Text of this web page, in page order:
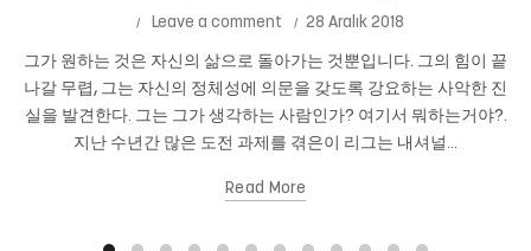
Leave a comment 28 Aralık 2018
그가 원하는 것은 자신의 삶으로 돌아가는 것뿐입니다. 그의 힘이 끝
나갈 무렵, 그는 자신의 정체성에 의문을 갖도록 강요하는 사악한 진
실을 발견한다. 그는 그가 생각하는 사람인가? 여기서 뭐하는거야?.
지난 수년간 많은 도전 과제를 겪은이 리그는 내셔널...
Read More